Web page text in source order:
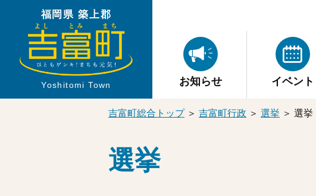
福岡県 築上郡
Yoshitomi Town お知らせ イベント
吉富町総合トップ＞ 吉富町行政 ＞ 選挙 ＞ 選挙
選挙